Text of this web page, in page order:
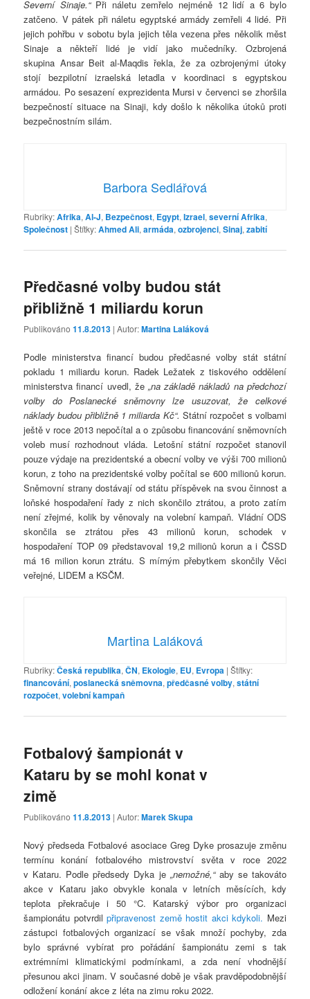
Severní Sinaje.“ Při náletu zemřelo nejméně 12 lidí a 6 bylo
zatčeno. V pátek při náletu egyptské armády zemřeli 4 lidé. Při
jejich pohřbu v sobotu byla jejich těla vezena přes několik měst
Sinaje a někteří lidé je vidí jako mučedníky. Ozbrojená
skupina Ansar Beit al-Maqdis řekla, že za ozbrojenými útoky
stojí bezpilotní izraelská letadla v koordinaci s egyptskou
armádou. Po sesazení exprezidenta Mursi v červenci se zhoršila
bezpečností situace na Sinaji, kdy došlo k několika útoků proti
bezpečnostním silám.
Barbora Sedlářová
Rubriky:Afrika,Al-J, Bezpečnost, Egypt,Izrael,severní Afrika,
Společnost |Štítky:Ahmed Ali,armáda,ozbrojenci,Sinaj,zabití
Předčasné volby budou stát
přibližně 1 miliardu korun
Publikováno11.8.2013 | Autor:Martina Laláková
Podle ministerstva financí budou předčasné volby stát státní
pokladu 1 miliardu korun. Radek Ležatek z tiskového oddělení
ministerstva financí uvedl, že „na základě nákladů na předchozí
volby do Poslanecké sněmovny lze usuzovat, že celkové
náklady budou přibližně 1 miliarda Kč“. Státní rozpočet s volbami
ještě v roce 2013 nepočítal a o způsobu financování sněmovních
voleb musí rozhodnout vláda. Letošní státní rozpočet stanovil
pouze výdaje na prezidentské a obecní volby ve výši 700 milionů
korun, z toho na prezidentské volby počítal se 600 milionů korun.
Sněmovní strany dostávají od státu příspěvek na svou činnost a
loňské hospodaření řady z nich skončilo ztrátou, a proto zatím
není zřejmé, kolik by věnovaly na volební kampaň. Vládní ODS
skončila se ztrátou přes 43 milionů korun, schodek v
hospodaření TOP 09 představoval 19,2 milionů korun a i ČSSD
má 16 milion korun ztrátu. S mírným přebytkem skončily Věci
veřejné, LIDEM a KSČM.
Martina Laláková
Rubriky:Česká republika,ČN, Ekologie, EU, Evropa |Štítky:
financování,poslanecká sněmovna,předčasné volby,státní
rozpočet,volební kampaň
Fotbalový šampionát v
Kataru by se mohl konat v
zimě
Publikováno11.8.2013 | Autor:Marek Skupa
Nový předseda Fotbalové asociace Greg Dyke prosazuje změnu
termínu konání fotbalového mistrovství světa v roce 2022
v Kataru. Podle předsedy Dyka je „nemožné,“aby se takováto
akce v Kataru jako obvykle konala v letních měsících, kdy
teplota překračuje i 50 °C. Katarský výbor pro organizaci
šampionátu potvrdilpřipravenost země hostit akci kdykoli. Mezi
zástupci fotbalových organizací se však množí pochyby, zda
bylo správné vybírat pro pořádání šampionátu zemi s tak
extrémními klimatickými podmínkami, a zda není vhodnější
přesunou akci jinam. V současné době je však pravděpodobnější
odložení konání akce z léta na zimu roku 2022.